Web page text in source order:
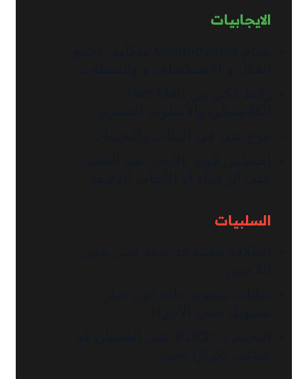
الايجابيات
السلبيات